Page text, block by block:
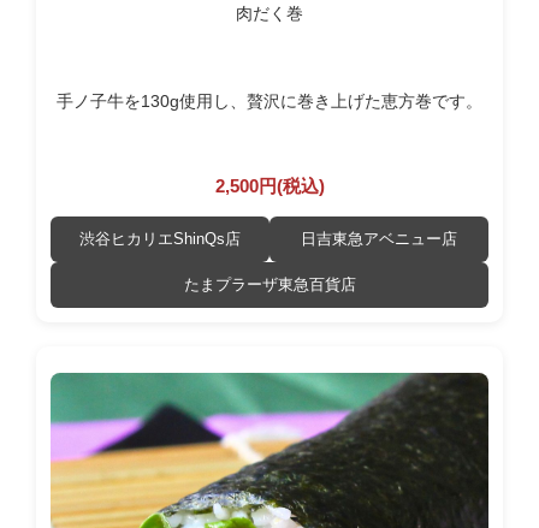
肉だく巻
手ノ子牛を130g使用し、贅沢に巻き上げた恵方巻です。
2,500円(税込)
渋谷ヒカリエShinQs店 日吉東急アベニュー店
たまプラーザ東急百貨店